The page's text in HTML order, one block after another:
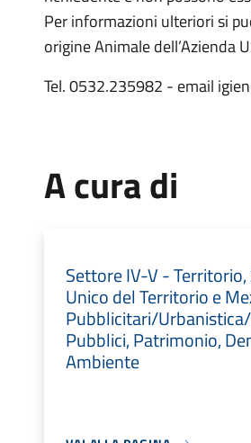
Per informazioni ulteriori si
origine Animale dell’Azienda
Tel. 0532.235982 - email
A cura di
Settore IV-V -
Unico del Territorio e
Pubblicitari/
Pubblici, Patrimonio,
Ambiente